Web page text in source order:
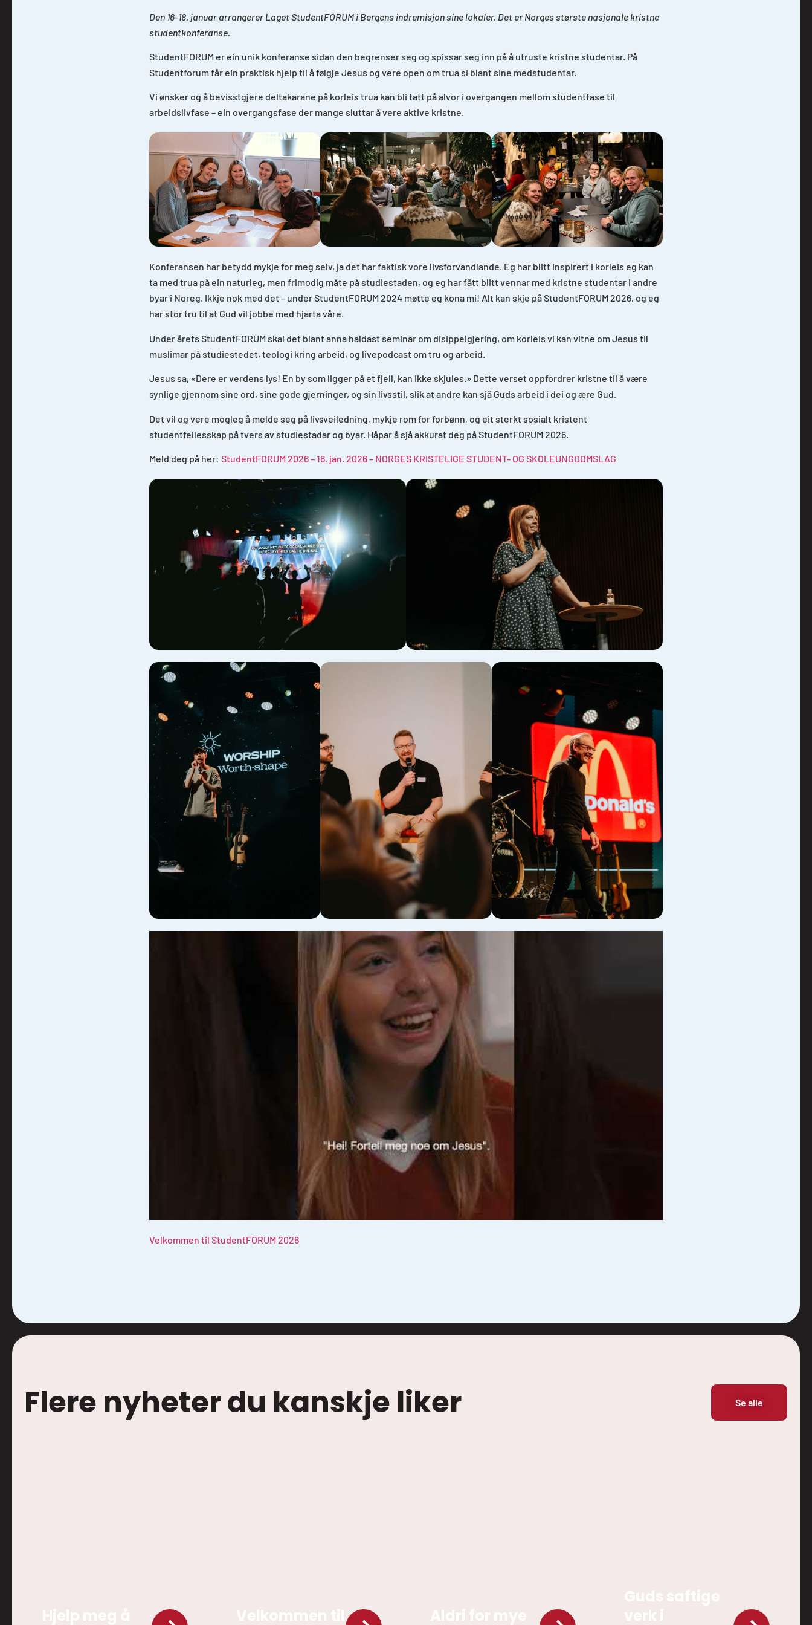
Den 16-18. januar arrangerer Laget StudentFORUM i Bergens indremisjon sine lokaler. Det er Norges største nasjonale kristne
studentkonferanse.
StudentFORUM er ein unik konferanse sidan den begrenser seg og spissar seg inn på å utruste kristne studentar. På
Studentforum får ein praktisk hjelp til å følgje Jesus og vere open om trua si blant sine medstudentar.
Vi ønsker og å bevisstgjere deltakarane på korleis trua kan bli tatt på alvor i overgangen mellom studentfase til
arbeidslivfase – ein overgangsfase der mange sluttar å vere aktive kristne.
Konferansen har betydd mykje for meg selv, ja det har faktisk vore livsforvandlande. Eg har blitt inspirert i korleis eg kan
ta med trua på ein naturleg, men frimodig måte på studiestaden, og eg har fått blitt vennar med kristne studentar i andre
byar i Noreg. Ikkje nok med det – under StudentFORUM 2024 møtte eg kona mi! Alt kan skje på StudentFORUM 2026, og eg
har stor tru til at Gud vil jobbe med hjarta våre.
Under årets StudentFORUM skal det blant anna haldast seminar om disippelgjering, om korleis vi kan vitne om Jesus til
muslimar på studiestedet, teologi kring arbeid, og livepodcast om tru og arbeid.
Jesus sa, «Dere er verdens lys! En by som ligger på et fjell, kan ikke skjules.» Dette verset oppfordrer kristne til å være
synlige gjennom sine ord, sine gode gjerninger, og sin livsstil, slik at andre kan sjå Guds arbeid i dei og ære Gud.
Det vil og vere mogleg å melde seg på livsveiledning, mykje rom for forbønn, og eit sterkt sosialt kristent
studentfellesskap på tvers av studiestadar og byar. Håpar å sjå akkurat deg på StudentFORUM 2026.
Meld deg på her: StudentFORUM 2026 – 16. jan. 2026 – NORGES KRISTELIGE STUDENT- OG SKOLEUNGDOMSLAG
Velkommen til StudentFORUM 2026
Flere nyheter du kanskje liker Se alle